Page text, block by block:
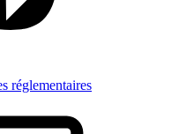
réglementaires